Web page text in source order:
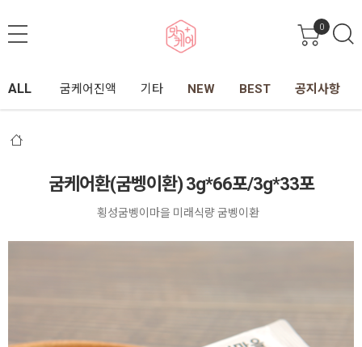
0
ALL 굼케어진액 기타 NEW BEST 공지사항
굼케어환(굼벵이환) 3g*66포/3g*33포
횡성굼벵이마을 미래식량 굼벵이환